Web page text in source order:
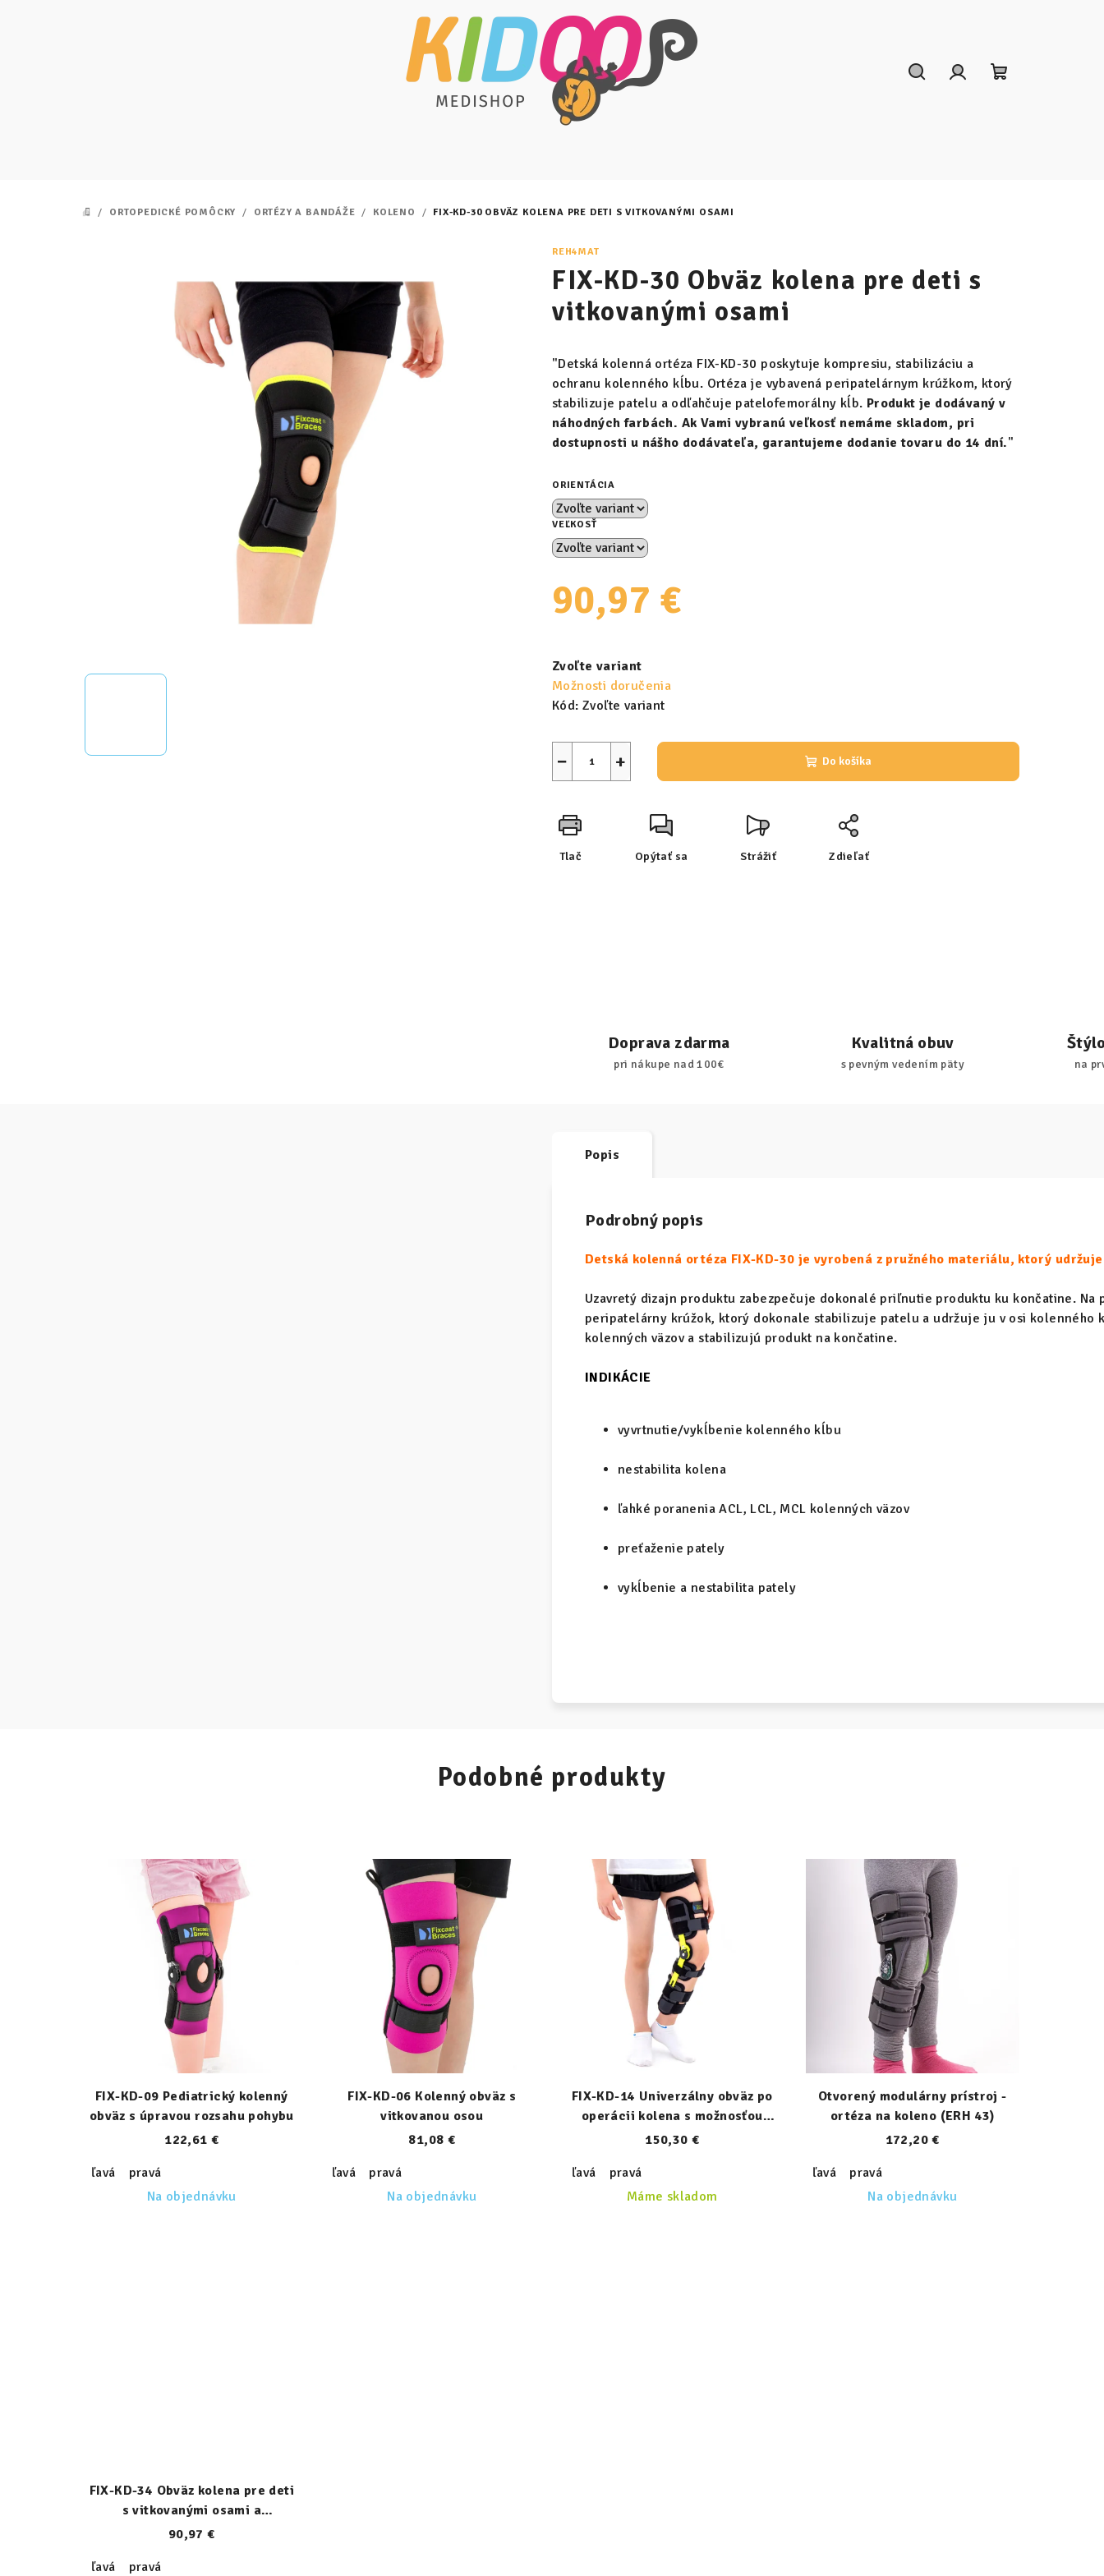
DOMOV
/ ORTOPEDICKÉ POMÔCKY / ORTÉZY A BANDÁŽE / KOLENO / FIX-KD-30 OBVÄZ KOLENA PRE DETI S VITKOVANÝMI OSAMI
REH4MAT
FIX-KD-30 Obväz kolena pre deti s
vitkovanými osami
"Detská kolenná ortéza FIX-KD-30 poskytuje kompresiu, stabilizáciu a
ochranu kolenného kĺbu. Ortéza je vybavená peripatelárnym krúžkom, ktorý
stabilizuje patelu a odľahčuje patelofemorálny kĺb. Produkt je dodávaný v
náhodných farbách. Ak Vami vybranú veľkosť nemáme skladom, pri
dostupnosti u nášho dodávateľa, garantujeme dodanie tovaru do 14 dní."
ORIENTÁCIA
VEĽKOSŤ
90,97 €
cena:
Zvoľte variant
Možnosti doručenia
Kód: Zvoľte variant
+
− Do košíka
Tlač Opýtať sa Strážiť Zdieľať
Doprava zdarma
pri nákupe nad 100€
Kvalitná obuv
s pevným vedením päty na
Popis
Podrobný popis
Detská kolenná ortéza FIX-KD-30 je vyrobená z pružného materiálu, ktorý
Uzavretý dizajn produktu zabezpečuje dokonalé priľnutie produktu ku končatine.
peripatelárny krúžok, ktorý dokonale stabilizuje patelu a udržuje ju v osi kolenného
kolenných väzov a stabilizujú produkt na končatine.
INDIKÁCIE
vyvrtnutie/vykĺbenie kolenného kĺbu
nestabilita kolena
ľahké poranenia ACL, LCL, MCL kolenných väzov
preťaženie pately
vykĺbenie a nestabilita pately
Podobné produkty
FIX-KD-09 Pediatrický kolenný
obväz s úpravou rozsahu pohybu
122,61 €
ľavá
pravá
Na objednávku
FIX-KD-06 Kolenný obväz s
vitkovanou osou
81,08 €
ľavá
pravá
Na objednávku
FIX-KD-14 Univerzálny obväz po
operácii kolena s možnosťou
úpravy dĺžky
150,30 €
ľavá
pravá
Máme skladom
Otvorený modulárny prístroj -
ortéza na koleno (ERH 43)
172,20 €
ľavá
pravá
Na objednávku
FIX-KD-34 Obväz kolena pre deti
s vitkovanými osami a
stabilizáciou pately
90,97 €
ľavá
pravá